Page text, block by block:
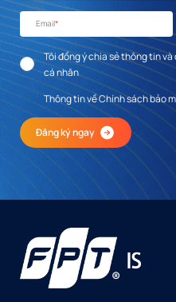
Email*
Tôi đồng ý chia sẻ thông tin
cá nhân
Thông tin về Chính sách bảo
Đăng ký ngay